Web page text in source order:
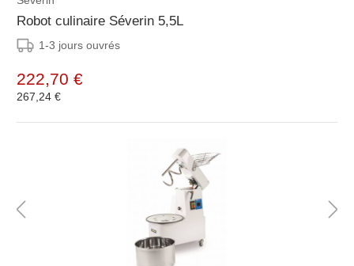
Robot culinaire Séverin 5,5L
1-3 jours ouvrés
222,70 €
267,24 €